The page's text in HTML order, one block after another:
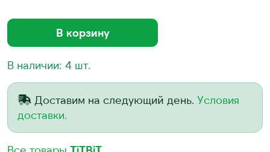
В корзину
В наличии: 4 шт.
Доставим на следующий день. Условия
доставки.